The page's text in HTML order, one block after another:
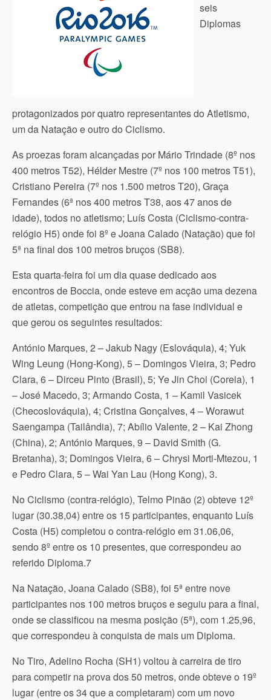
seis
Diplomas
protagonizados por quatro representantes do Atletismo,
um da Natação e outro do Ciclismo.
As proezas foram alcançadas por Mário Trindade (8º nos
400 metros T52), Hélder Mestre (7º nos 100 metros T51),
Cristiano Pereira (7º nos 1.500 metros T20), Graça
Fernandes (6ª nos 400 metros T38, aos 47 anos de
idade), todos no atletismo; Luís Costa (Ciclismo-contra-
relógio H5) onde foi 8º e Joana Calado (Natação) que foi
5ª na final dos 100 metros bruços (SB8).
Esta quarta-feira foi um dia quase dedicado aos
encontros de Boccia, onde esteve em acção uma dezena
de atletas, competição que entrou na fase individual e
que gerou os seguintes resultados:
António Marques, 2 – Jakub Nagy (Eslováquia), 4; Yuk
Wing Leung (Hong-Kong), 5 – Domingos Vieira, 3; Pedro
Clara, 6 – Dirceu Pinto (Brasil), 5; Ye Jin Choi (Coreia), 1
– José Macedo, 3; Armando Costa, 1 – Kamil Vasicek
(Checoslováquia), 4; Cristina Gonçalves, 4 – Worawut
Saengampa (Tailândia), 7; Abílio Valente, 2 – Kai Zhong
(China), 2; António Marques, 9 – David Smith (G.
Bretanha), 3; Domingos Vieira, 6 – Chrysi Morti-Mtezou, 1
e Pedro Clara, 5 – Wai Yan Lau (Hong Kong), 3.
No Ciclismo (contra-relógio), Telmo Pinão (2) obteve 12º
lugar (30.38,04) entre os 15 participantes, enquanto Luís
Costa (H5) completou o contra-relógio em 31.06,06,
sendo 8º entre os 10 presentes, que correspondeu ao
referido Diploma.7
Na Natação, Joana Calado (SB8), foi 5ª entre nove
participantes nos 100 metros bruços e seguiu para a final,
onde se classificou na mesma posição (5ª), com 1.25,96,
que correspondeu à conquista de mais um Diploma.
No Tiro, Adelino Rocha (SH1) voltou à carreira de tiro
para competir na prova dos 50 metros, onde obteve o 19º
lugar (entre os 34 que a completaram) com um novo